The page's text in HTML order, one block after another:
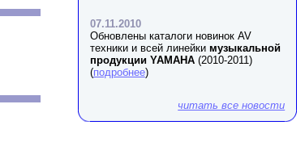
07.11.2010
Обновлены каталоги новинок AV
техники и всей линейки музыкальной
продукции YAMAHA(2010-2011)
(подробнее)
читать все новости